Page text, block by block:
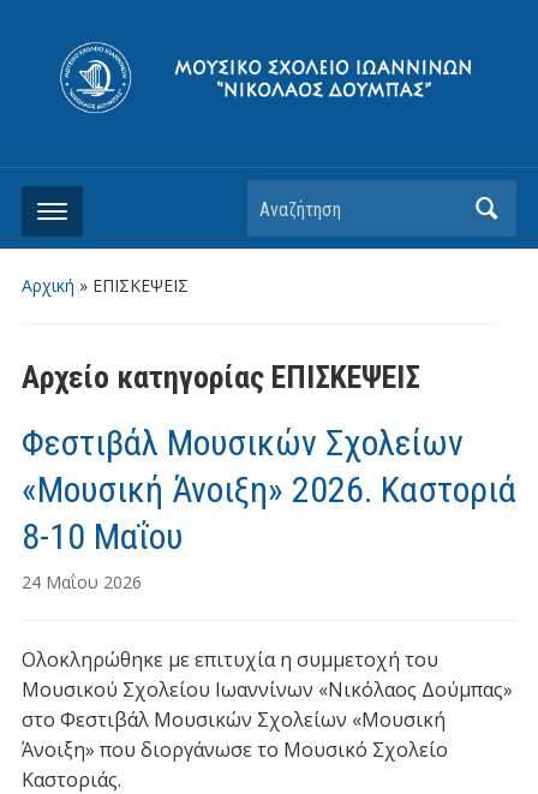
Αρχική » ΕΠΙΣΚΕΨΕΙΣ
Αρχείο κατηγορίας ΕΠΙΣΚΕΨΕΙΣ
Φεστιβάλ Μουσικών Σχολείων
«Μουσική Άνοιξη» 2026. Καστοριά
8-10 Μαΐου
24 Μαΐου 2026
Ολοκληρώθηκε με επιτυχία η συμμετοχή του
Μουσικού Σχολείου Ιωαννίνων «Νικόλαος Δούμπας»
στο Φεστιβάλ Μουσικών Σχολείων «Μουσική
Άνοιξη» που διοργάνωσε το Μουσικό Σχολείο
Καστοριάς.